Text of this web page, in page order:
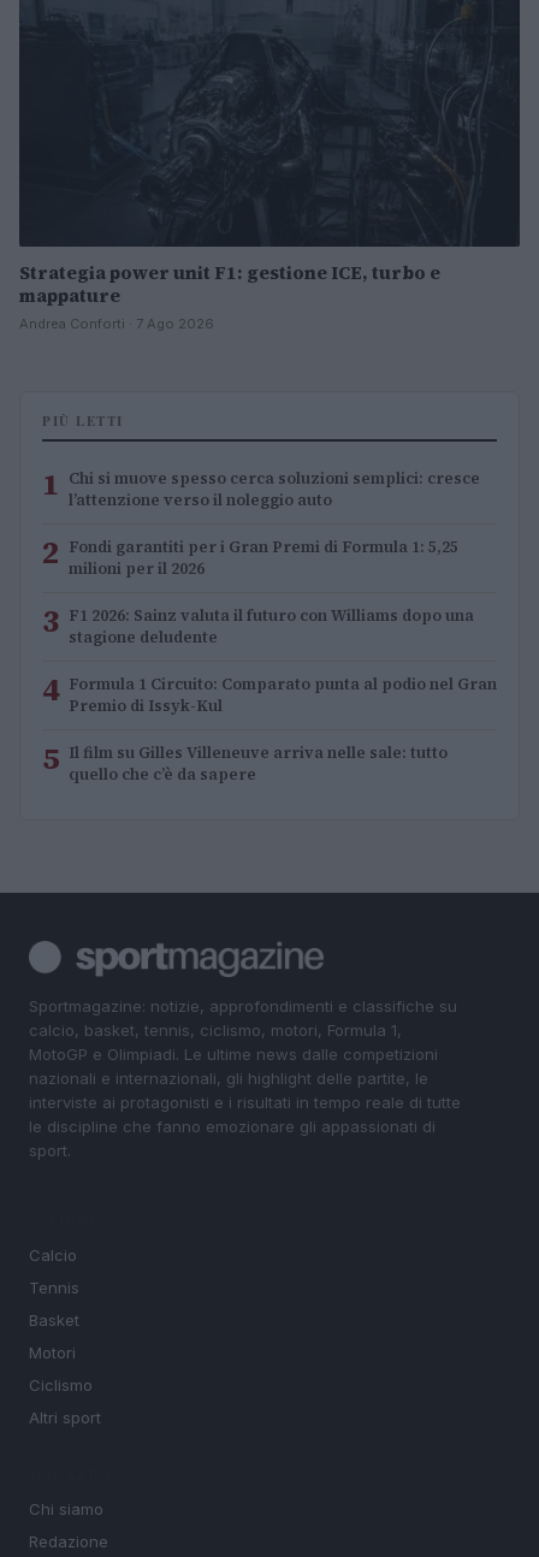
Strategia power unit F1: gestione ICE, turbo e
mappature
Andrea Conforti · 7 Ago 2026
PIÙ LETTI
1 Chi si muove spesso cerca soluzioni semplici: cresce
l’attenzione verso il noleggio auto
2 Fondi garantiti per i Gran Premi di Formula 1: 5,25
milioni per il 2026
3 F1 2026: Sainz valuta il futuro con Williams dopo una
stagione deludente
4 Formula 1 Circuito: Comparato punta al podio nel Gran
Premio di Issyk-Kul
5 Il film su Gilles Villeneuve arriva nelle sale: tutto
quello che c’è da sapere
Sportmagazine: notizie, approfondimenti e classifiche su
calcio, basket, tennis, ciclismo, motori, Formula 1,
MotoGP e Olimpiadi. Le ultime news dalle competizioni
nazionali e internazionali, gli highlight delle partite, le
interviste ai protagonisti e i risultati in tempo reale di tutte
le discipline che fanno emozionare gli appassionati di
sport.
Calcio
Tennis
Basket
Motori
Ciclismo
Altri sport
Chi siamo
Redazione